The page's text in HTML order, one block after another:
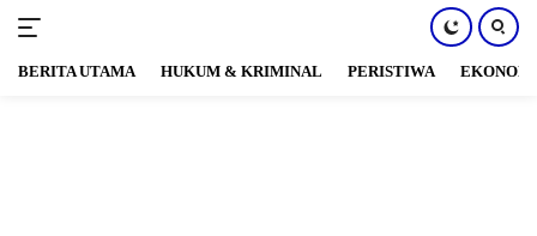
BERITA UTAMA HUKUM & KRIMINAL PERISTIWA EKONOMI